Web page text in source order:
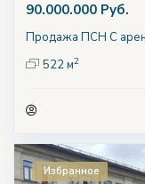
90.000.000 Руб.
Продажа ПСН С
522 м2
Избранное